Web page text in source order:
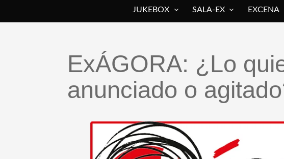
JUKEBOX SALA-EX EXCENA
ExÁGORA: ¿Lo
anunciado o